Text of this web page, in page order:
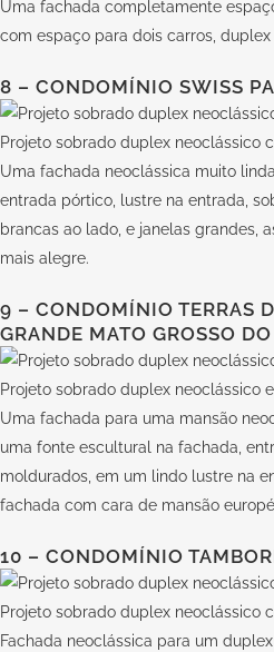
Uma fachada completamente
com espaço para dois carros, duplex
8 – CONDOMÍNIO SWISS
Projeto sobrado duplex neoclássico
Uma fachada neoclássica muito
entrada pórtico, lustre na entrada,
brancas ao lado, e janelas grandes,
mais alegre.
9 – CONDOMÍNIO TERRAS
GRANDE MATO GROSSO
Projeto sobrado duplex neoclássico
Uma fachada para uma mansão
uma fonte escultural na fachada,
moldurados, em um lindo lustre na
fachada com cara de mansão
10 – CONDOMÍNIO
Projeto sobrado duplex neoclássico
Fachada neoclássica para um